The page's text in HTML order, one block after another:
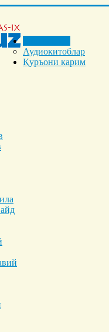
Аудиокитоблар
Қуръони карим